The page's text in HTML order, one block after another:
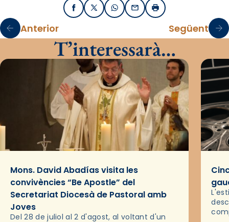
FacebookX / TwitterWhatsApp
EmailImprimir
Anterior Següent
T’interessarà…
Mons. David Abadías visita les
convivències “Be Apostle” del
Secretariat Diocesà de Pastoral amb
Joves
Del 28 de juliol al 2 d'agost, al voltant d'un